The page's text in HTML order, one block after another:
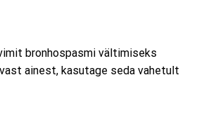
bronhospasmi vältimiseks
ainest, kasutage seda vahetult